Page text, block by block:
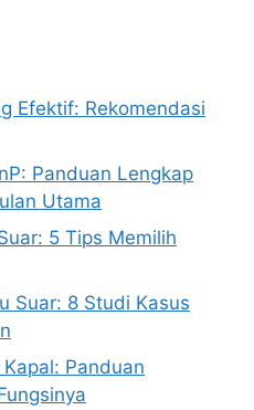
Efektif: Rekomendasi
Panduan Lengkap
Utama
5 Tips Memilih
Suar: 8 Studi Kasus
Panduan